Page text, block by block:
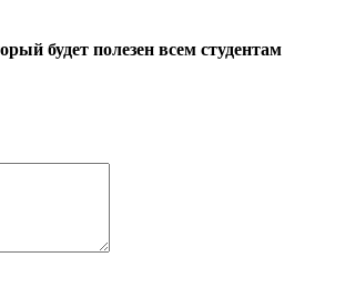
будет полезен всем студентам